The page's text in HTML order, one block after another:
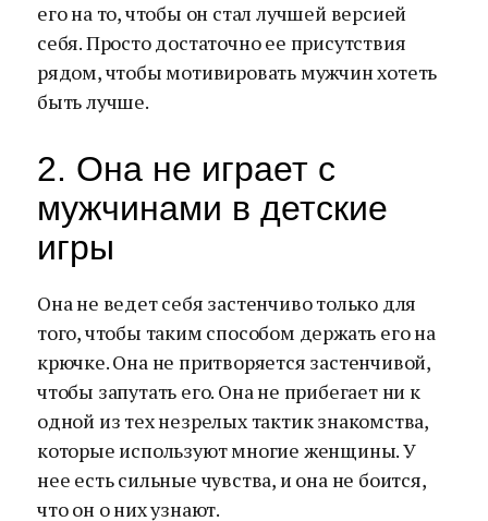
его на то, чтобы он стал лучшей версией
себя. Просто достаточно ее присутствия
рядом, чтобы мотивировать мужчин хотеть
быть лучше.
2. Она не играет с
мужчинами в детские
игры
Она не ведет себя застенчиво только для
того, чтобы таким способом держать его на
крючке. Она не притворяется застенчивой,
чтобы запутать его. Она не прибегает ни к
одной из тех незрелых тактик знакомства,
которые используют многие женщины. У
нее есть сильные чувства, и она не боится,
что он о них узнают.